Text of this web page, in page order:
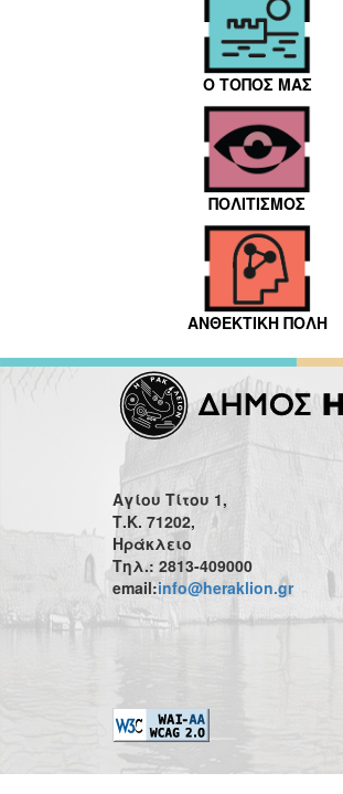
Ο ΤΟΠΟΣ ΜΑΣ
ΠΟΛΙΤΙΣΜΟΣ
ΑΝΘΕΚΤΙΚΗ ΠΟΛΗ
Αγίου Τίτου 1,
Τ.Κ. 71202,
Ηράκλειο
Τηλ.: 2813-409000
email:info@heraklion.gr